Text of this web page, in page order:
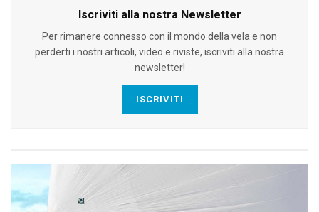
Iscriviti alla nostra Newsletter
Per rimanere connesso con il mondo della vela e non
perderti i nostri articoli, video e riviste, iscriviti alla nostra
newsletter!
ISCRIVITI